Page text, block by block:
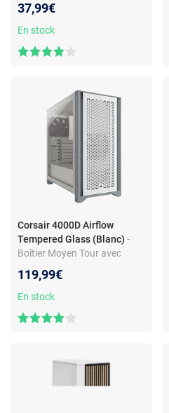
37,99€
En stock
Corsair 4000D Airflow
Tempered Glass (Blanc) -
Boîtier Moyen Tour avec
façade avant MESH
119,99€
En stock